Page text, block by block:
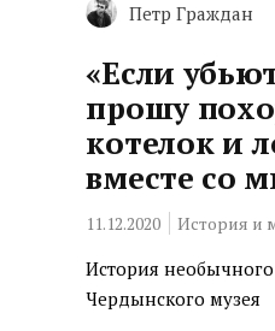
Петр Граждан
«Если
прошу
котелок и
вместе со
11.12.2020 История и
История необычного
Чердынского музея